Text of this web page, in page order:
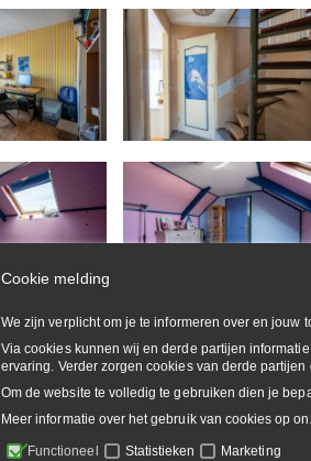
Disclaimer
Sitemap
Cookie melding
We zijn verplicht om je te informeren over en jouw
Via cookies kunnen wij en derde partijen
ervaring. Verder zorgen cookies van derde
Om de website te volledig te gebruiken dien je
Meer informatie over het gebruik van cookies op
Functioneel Statistieken Marketing